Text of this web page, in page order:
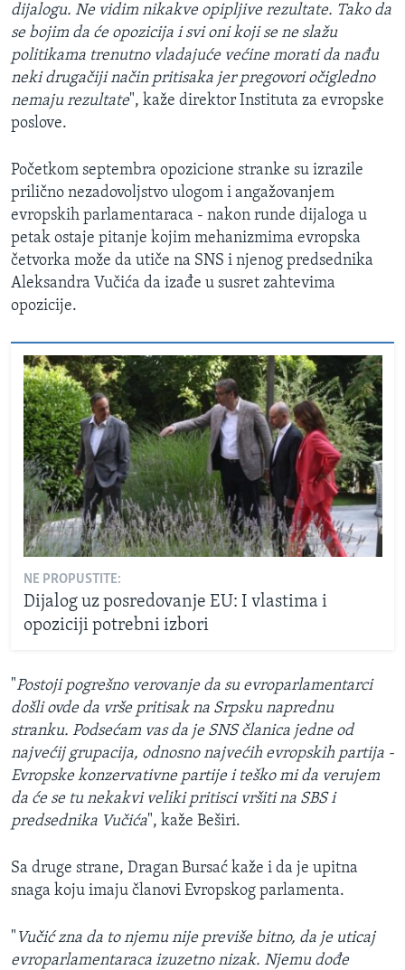
dijalogu. Ne vidim nikakve opipljive rezultate. Tako da
se bojim da će opozicija i svi oni koji se ne slažu
politikama trenutno vladajuće većine morati da nađu
neki drugačiji način pritisaka jer pregovori očigledno
nemaju rezultate", kaže direktor Instituta za evropske
poslove.
Početkom septembra opozicione stranke su izrazile
prilično nezadovoljstvo ulogom i angažovanjem
evropskih parlamentaraca - nakon runde dijaloga u
petak ostaje pitanje kojim mehanizmima evropska
četvorka može da utiče na SNS i njenog predsednika
Aleksandra Vučića da izađe u susret zahtevima
opozicije.
NE PROPUSTITE:
Dijalog uz posredovanje EU: I vlastima i
opoziciji potrebni izbori
"Postoji pogrešno verovanje da su evroparlamentarci
došli ovde da vrše pritisak na Srpsku naprednu
stranku. Podsećam vas da je SNS članica jedne od
najvećij grupacija, odnosno najvećih evropskih partija -
Evropske konzervativne partije i teško mi da verujem
da će se tu nekakvi veliki pritisci vršiti na SBS i
predsednika Vučića", kaže Beširi.
Sa druge strane, Dragan Bursać kaže i da je upitna
snaga koju imaju članovi Evropskog parlamenta.
" Vučić zna da to njemu nije previše bitno, da je uticaj
evroparlamentaraca izuzetno nizak. Njemu dođe